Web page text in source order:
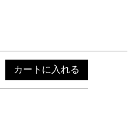
カートに入れる